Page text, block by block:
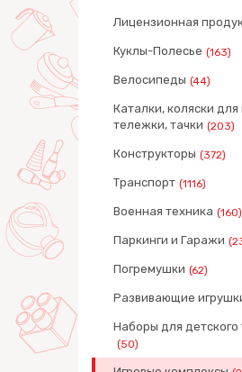
Лицензионная
Куклы-Полесье (163)
Велосипеды (44)
Каталки, коляски для
тележки, тачки (203)
Конструкторы (372)
Транспорт (1116)
Военная техника (160)
Паркинги и Гаражи
Погремушки (62)
Развивающие
Наборы для детского
(50)